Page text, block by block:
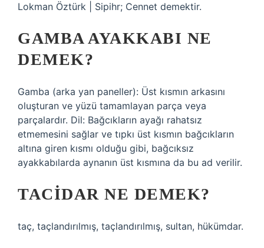
Lokman Öztürk | Sipihr; Cennet demektir.
GAMBA AYAKKABI NE
DEMEK?
Gamba (arka yan paneller): Üst kısmın arkasını
oluşturan ve yüzü tamamlayan parça veya
parçalardır. Dil: Bağcıkların ayağı rahatsız
etmemesini sağlar ve tıpkı üst kısmın bağcıkların
altına giren kısmı olduğu gibi, bağcıksız
ayakkabılarda aynanın üst kısmına da bu ad verilir.
TACIDAR NE DEMEK?
taç, taçlandırılmış, taçlandırılmış, sultan, hükümdar.